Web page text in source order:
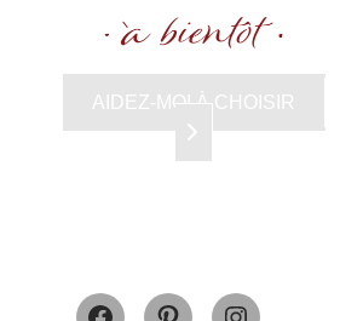
AIDEZ-MOI À CHOISIR
Facebook
PinterestInstagram